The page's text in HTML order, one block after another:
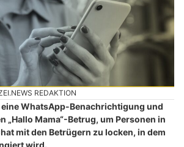
REDAKTION
WhatsApp-Benachrichtigung und
„Hallo Mama“-Betrug, um Personen in
mit den Betrügern zu locken, in dem
wird.